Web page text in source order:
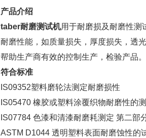
产品介绍
taber耐磨测试机用于耐磨损及耐磨性测
耐磨性能，如质量损失，厚度损失，透
帮助生产商有效的控制生产，检验产品。
符合标准
IS09352塑料磨轮法测定耐磨损性
IS05470 橡胶或塑料涂覆织物耐磨性的
IS07784 色漆和清漆耐磨耗测定 第二部
ASTM D1044 透明塑料表面耐磨蚀性的